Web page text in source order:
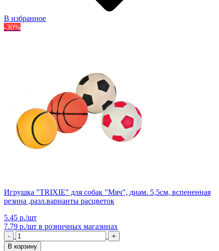
В избранное
-30%
Игрушка "TRIXIE" для собак "Мяч", диам. 5,5см, вспененная
резина ,разл.варианты расцветок
5.45 р./шт
7.79 р./шт в розничных магазинах
-
+
В корзину